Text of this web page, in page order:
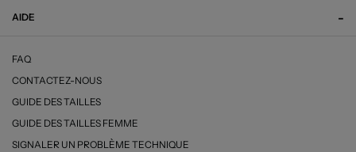
AIDE
FAQ
CONTACTEZ-NOUS
GUIDE DES TAILLES
GUIDE DES TAILLES FEMME
SIGNALER UN PROBLÈME TECHNIQUE